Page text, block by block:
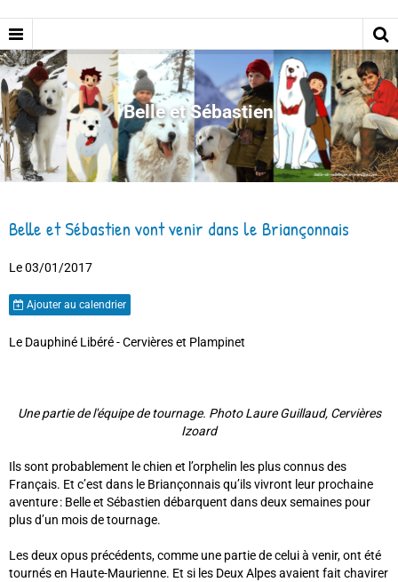
Belle et Sébastien
Belle et Sébastien vont venir dans le Briançonnais
Le 03/01/2017
Ajouter au calendrier
Le Dauphiné Libéré - Cervières et Plampinet
Une partie de l'équipe de tournage. Photo Laure Guillaud, Cervières
Izoard
Ils sont probablement le chien et l’orphelin les plus connus des
Français. Et c’est dans le Briançonnais qu’ils vivront leur prochaine
aventure : Belle et Sébastien débarquent dans deux semaines pour
plus d’un mois de tournage.
Les deux opus précédents, comme une partie de celui à venir, ont été
tournés en Haute-Maurienne. Et si les Deux Alpes avaient fait chavirer